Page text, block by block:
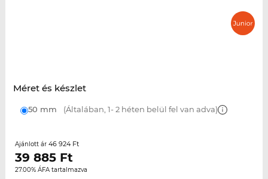
Méret és készlet
50 mm (Általában, 1- 2 héten belül fel van adva)
Ajánlott ár 46 924 Ft
39 885Ft
27.00% ÁFA tartalmazva